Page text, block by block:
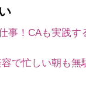
事！CAも実践す
で忙しい朝も無